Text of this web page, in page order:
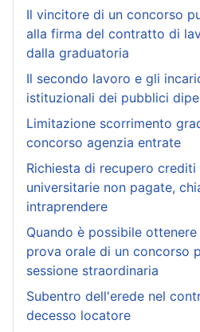
Il vincitore di un concorso
alla firma del contratto di
dalla graduatoria
Il secondo lavoro e gli
istituzionali dei pubblici
Limitazione scorrimento
concorso agenzia entrate
Richiesta di recupero crediti
universitarie non pagate,
intraprendere
Quando è possibile
prova orale di un concorso
sessione straordinaria
Subentro dell'erede nel
decesso locatore